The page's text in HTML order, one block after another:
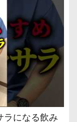
ラになる飲み